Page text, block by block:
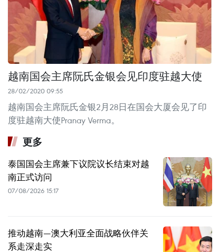
越南国会主席阮氏金银会见印度驻越大使
28/02/2020 09:55
越南国会主席阮氏金银2月28日在国会大厦会见了印
度驻越南大使Pranay Verma。
更多
泰国国会主席兼下议院议长结束对越
南正式访问
07/08/2026 15:17
推动越南—澳大利亚全面战略伙伴关
系走深走实